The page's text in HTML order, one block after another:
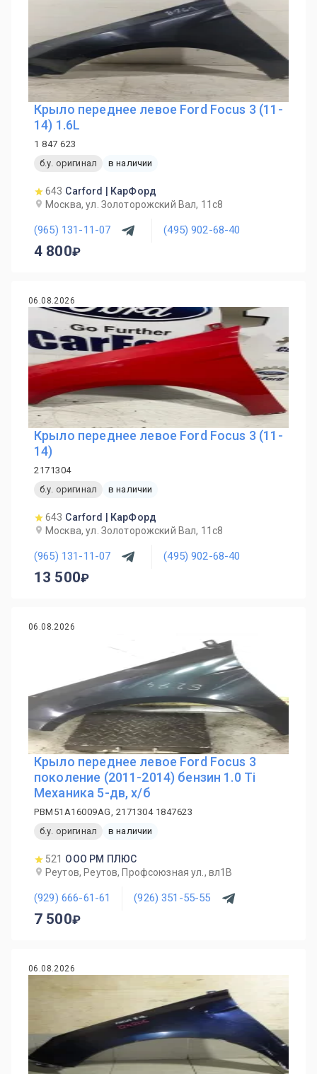
Крыло переднее левое Ford Focus 3 (11-
14) 1.6L
1 847 623
б.у. оригинал
в наличии
643 Carford | КарФорд
Москва, ул. Золоторожский Вал, 11с8
(965) 131-11-07 (495) 902-68-40
4 800
06.08.2026
Крыло переднее левое Ford Focus 3 (11-
14)
2171304
б.у. оригинал
в наличии
643 Carford | КарФорд
Москва, ул. Золоторожский Вал, 11с8
(965) 131-11-07 (495) 902-68-40
13 500
06.08.2026
Крыло переднее левое Ford Focus 3
поколение (2011-2014) бензин 1.0 Ti
Механика 5-дв, х/б
PBM51A16009AG, 2171304 1847623
б.у. оригинал
в наличии
521 ООО РМ ПЛЮС
Реутов, Реутов, Профсоюзная ул., вл1В
(929) 666-61-61 (926) 351-55-55
7 500
06.08.2026